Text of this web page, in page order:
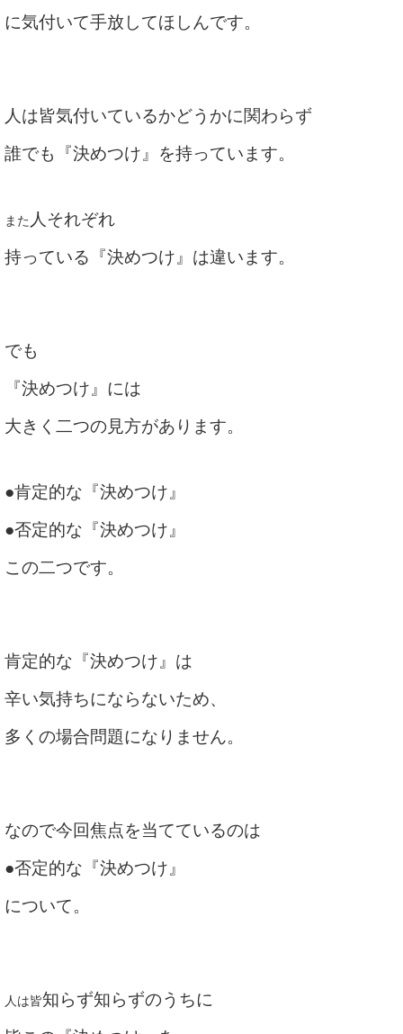
に気付いて手放してほしんです。
人は皆気付いているかどうかに関わらず
誰でも『決めつけ』を持っています。
また 人それぞれ
持っている『決めつけ』は違います。
でも
『決めつけ』には
大きく二つの見方があります。
●肯定的な『決めつけ』
●否定的な『決めつけ』
この二つです。
肯定的な『決めつけ』は
辛い気持ちにならないため、
多くの場合問題になりません。
なので今回焦点を当てているのは
●否定的な『決めつけ』
について。
人は皆知らず知らずのうちに